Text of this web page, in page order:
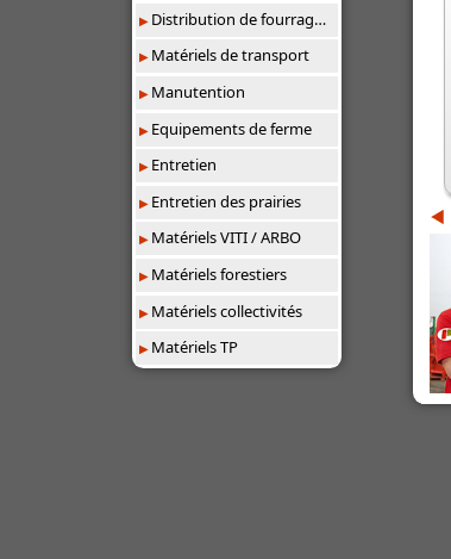
Distribution de fourrages/paillage
Matériels de transport
Manutention
Equipements de ferme
Entretien
Entretien des prairies
Matériels VITI / ARBO
Matériels forestiers
Matériels collectivités
Matériels TP